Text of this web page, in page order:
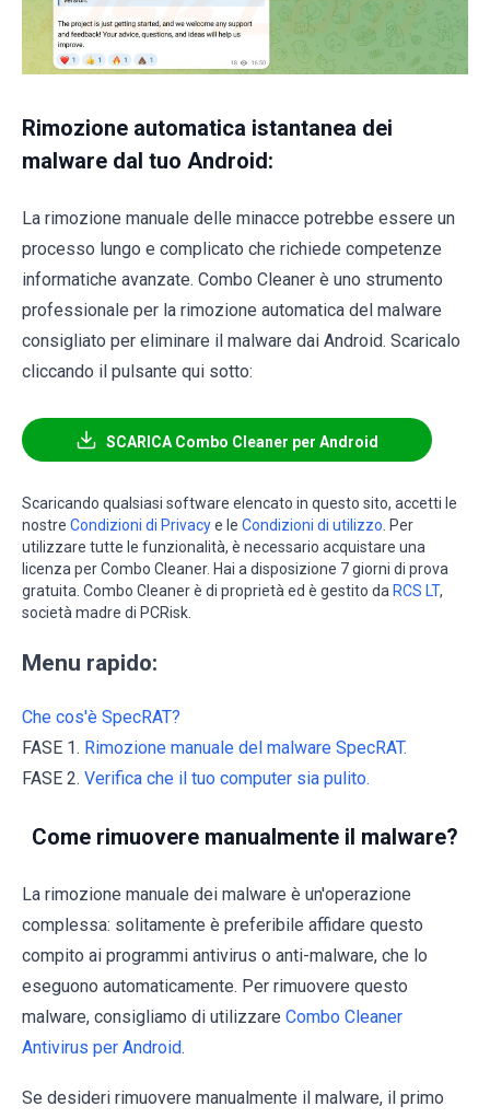
Rimozione automatica istantanea dei
malware dal tuo Android:
La rimozione manuale delle minacce potrebbe essere un
processo lungo e complicato che richiede competenze
informatiche avanzate. Combo Cleaner è uno strumento
professionale per la rimozione automatica del malware
consigliato per eliminare il malware dai Android. Scaricalo
cliccando il pulsante qui sotto:
SCARICA Combo Cleaner per Android
Scaricando qualsiasi software elencato in questo sito, accetti le
nostre Condizioni di Privacye le Condizioni di utilizzo . Per
utilizzare tutte le funzionalità, è necessario acquistare una
licenza per Combo Cleaner. Hai a disposizione 7 giorni di prova
gratuita. Combo Cleaner è di proprietà ed è gestito da RCS LT,
società madre di PCRisk.
Menu rapido:
Che cos'è SpecRAT?
FASE 1. Rimozione manuale del malware SpecRAT.
FASE 2. Verifica che il tuo computer sia pulito.
Come rimuovere manualmente il malware?
La rimozione manuale dei malware è un'operazione
complessa: solitamente è preferibile affidare questo
compito ai programmi antivirus o anti-malware, che lo
eseguono automaticamente. Per rimuovere questo
malware, consigliamo di utilizzare Combo Cleaner
Antivirus per Android.
Se desideri rimuovere manualmente il malware, il primo